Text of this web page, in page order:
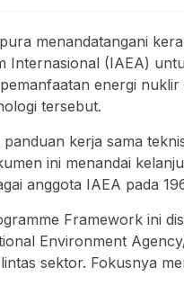
menandatangani
Internasional (IAEA)
energi nuklir
tersebut.
kerja sama
ini menandai
anggota IAEA pada
Framework ini
Environment
sektor. Fokusnya